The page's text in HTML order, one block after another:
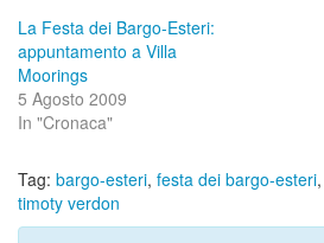
La Festa dei Bargo-Esteri:
appuntamento a Villa
Moorings
5 Agosto 2009
In "Cronaca"
Tag: bargo-esteri, festa dei bargo-esteri,
timoty verdon